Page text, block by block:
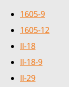
1605-9
1605-12
II-18
II-18-9
II-29